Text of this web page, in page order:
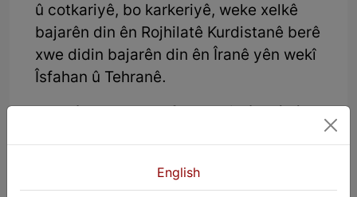
û cotkariyê, bo karkeriyê, weke xelkê
bajarên din ên Rojhilatê Kurdistanê berê
xwe didin bajarên din ên Îranê yên wekî
Îsfahan û Tehranê.
English